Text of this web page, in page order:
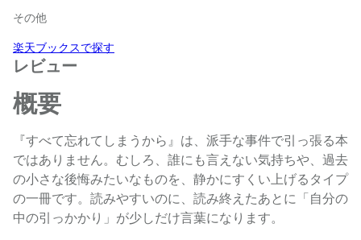
その他
楽天ブックスで探す
レビュー
概要
『すべて忘れてしまうから』は、派手な事件で引っ張る本
ではありません。むしろ、誰にも言えない気持ちや、過去
の小さな後悔みたいなものを、静かにすくい上げるタイプ
の一冊です。読みやすいのに、読み終えたあとに「自分の
中の引っかかり」が少しだけ言葉になります。